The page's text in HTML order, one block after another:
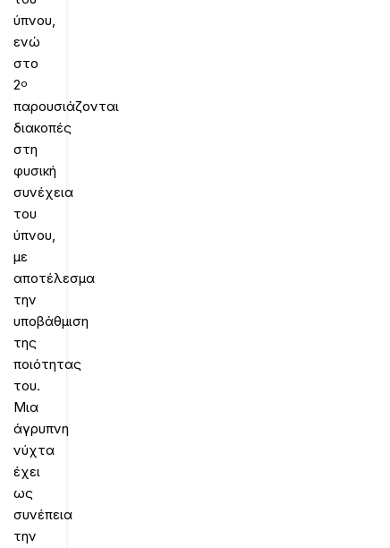
ύπνου,
ενώ
στο
2ο
παρουσιάζονται
διακοπές
στη
φυσική
συνέχεια
του
ύπνου,
με
αποτέλεσμα
την
υποβάθμιση
της
ποιότητας
του.
Μια
άγρυπνη
νύχτα
έχει
ως
συνέπεια
την